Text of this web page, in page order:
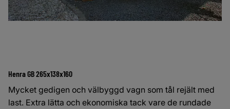
Henra GB 265x138x160
Mycket gedigen och välbyggd vagn som tål rejält med
last. Extra lätta och ekonomiska tack vare de rundade